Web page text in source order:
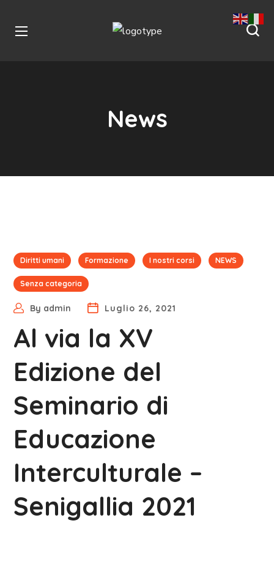
News
Diritti umani Formazione I nostri corsi NEWS
Senza categoria
By admin Luglio 26, 2021
Al via la XV
Edizione del
Seminario di
Educazione
Interculturale –
Senigallia 2021